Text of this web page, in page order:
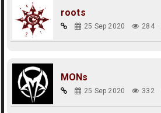
roots
25 Sep 2020 284
MONs
25 Sep 2020 332